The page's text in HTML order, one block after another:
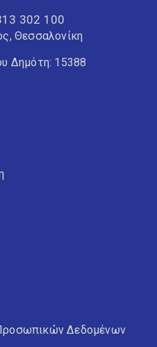
302 100
Θεσσαλονίκη
Δημότη: 15388
Δεδομένων